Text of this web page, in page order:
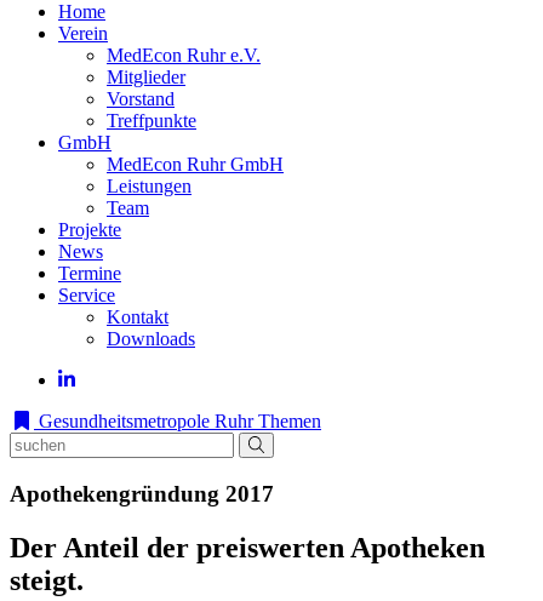
Home
Verein
MedEcon Ruhr e.V.
Mitglieder
Vorstand
Treffpunkte
GmbH
MedEcon Ruhr GmbH
Leistungen
Team
Projekte
News
Termine
Service
Kontakt
Downloads
Gesundheitsmetropole Ruhr Themen
Apothekengründung 2017
Der Anteil der preiswerten Apotheken
steigt.